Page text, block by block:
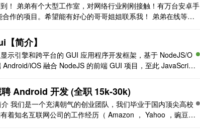
！ 弟弟有个大型工作室，对网络行业刚刚接触！有万台安卓手
作的项目。希望能有好心的哥哥姐姐联系我！ 弟弟在线等！
简介】
示引擎和跨平台的 GUI 应用程序开发框架，基于 NodeJS/O
iOS 融合 NodeJS 的前端 GUI 项目，至此 JavaScript
Android 开发 (全职 15k-30k)
我们是一个充满朝气的创业团队，我们毕业于国内顶尖高校
着知名互联网公司的工作经历（ Amazon ， Yahoo ，豌豆荚